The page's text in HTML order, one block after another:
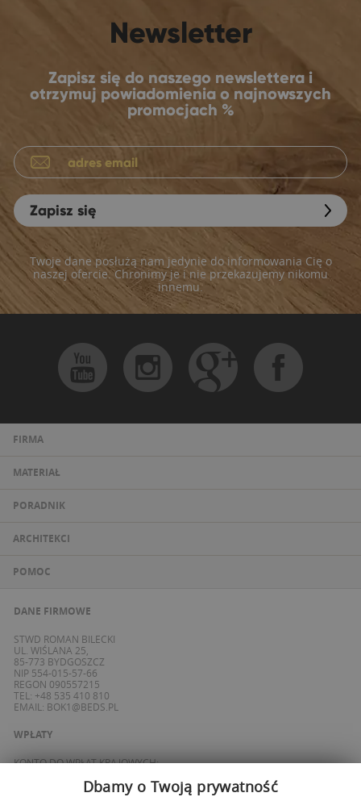
Newsletter
Zapisz się do naszego newslettera i
otrzymuj powiadomienia o najnowszych
promocjach %
Zapisz się
Twoje dane posłużą nam jedynie do informowania Cię o
naszej ofercie. Chronimy je i nie przekazujemy nikomu
innemu.
FIRMA
MATERIAŁ
PORADNIK
ARCHITEKCI
POMOC
DANE FIRMOWE
STWD ROMAN BILECKI
UL. WIŚLANA 25,
85-773 BYDGOSZCZ
NIP 554-015-57-66
REGON 090557215
TEL: +48 535 410 810
EMAIL: BOK1@BEDS.PL
WPŁATY
KONTO DO WPŁAT KRAJOWYCH:
69 1050 1139 1000 0090 8355 0765
Dbamy o Twoją prywatność